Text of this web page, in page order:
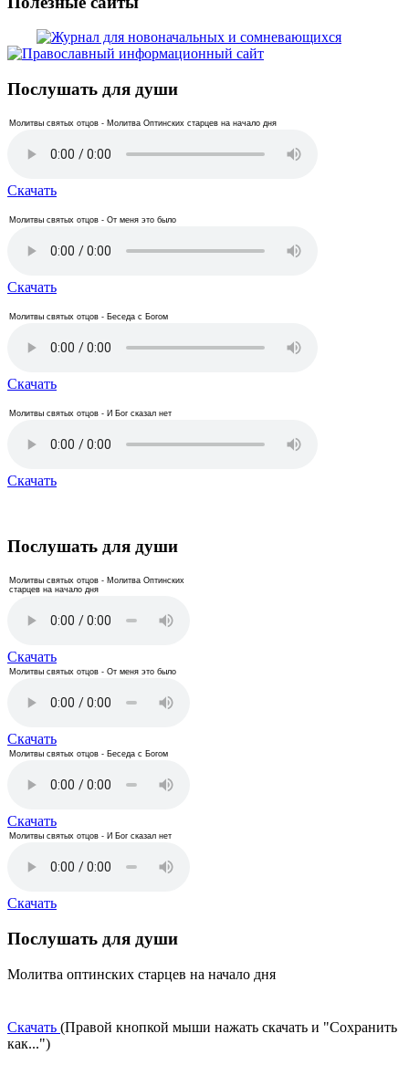
Послушать для души
Молитвы святых отцов - Молитва Оптинских старцев на начало дня
Скачать
Молитвы святых отцов - От меня это было
Скачать
Молитвы святых отцов - Беседа с Богом
Скачать
Молитвы святых отцов - И Бог сказал нет
Скачать
Послушать для души
Молитвы святых отцов - Молитва Оптинских
старцев на начало дня
Скачать
Молитвы святых отцов - От меня это было
Скачать
Молитвы святых отцов - Беседа с Богом
Скачать
Молитвы святых отцов - И Бог сказал нет
Скачать
Послушать для души
Молитва оптинских старцев на начало дня
Скачать (Правой кнопкой мыши нажать скачать и "Сохранить
как...")